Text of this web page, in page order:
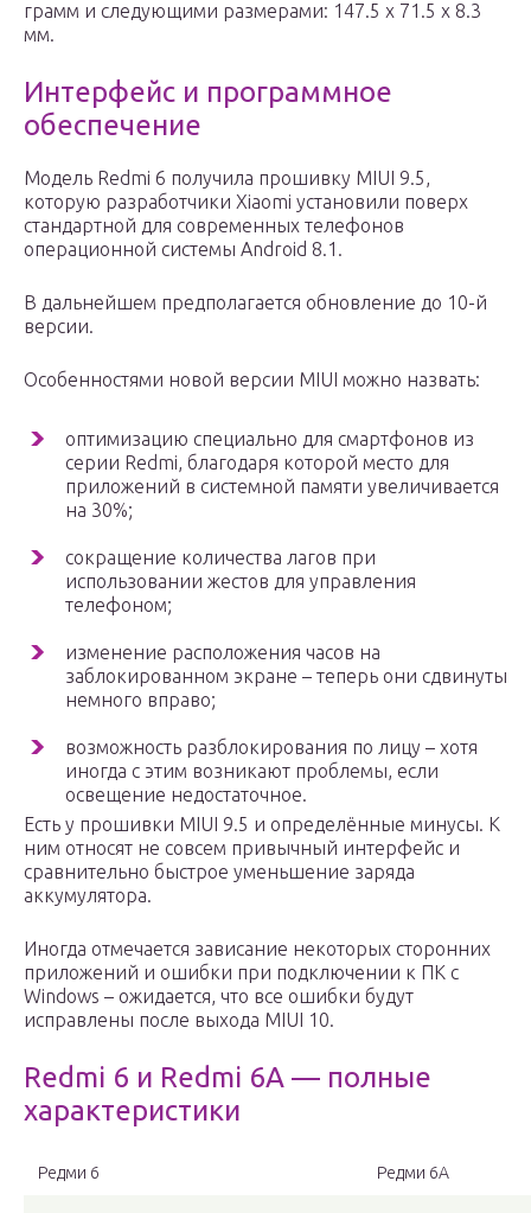
грамм и следующими размерами: 147.5 x 71.5 x 8.3
мм.
Интерфейс и программное
обеспечение
Модель Redmi 6 получила прошивку MIUI 9.5,
которую разработчики Xiaomi установили поверх
стандартной для современных телефонов
операционной системы Android 8.1.
В дальнейшем предполагается обновление до 10-й
версии.
Особенностями новой версии MIUI можно назвать:
оптимизацию специально для смартфонов из
серии Redmi, благодаря которой место для
приложений в системной памяти увеличивается
на 30%;
сокращение количества лагов при
использовании жестов для управления
телефоном;
изменение расположения часов на
заблокированном экране – теперь они сдвинуты
немного вправо;
возможность разблокирования по лицу – хотя
иногда с этим возникают проблемы, если
освещение недостаточное.
Есть у прошивки MIUI 9.5 и определённые минусы. К
ним относят не совсем привычный интерфейс и
сравнительно быстрое уменьшение заряда
аккумулятора.
Иногда отмечается зависание некоторых сторонних
приложений и ошибки при подключении к ПК с
Windows – ожидается, что все ошибки будут
исправлены после выхода MIUI 10.
Redmi 6 и Redmi 6A — полные
характеристики
Редми 6 Редми 6А